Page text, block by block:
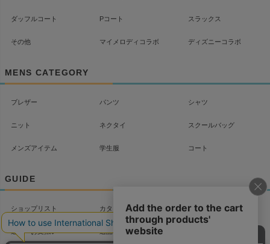
ダッフルコート Pコート スラックス
その他 マイメロディコラボ ディズニーコラボ
MENS CATEGORY
ブレザー パンツ シャツ
ニット ネクタイ スクールバッグ
メンズアイテム 学生服 コート
GUIDE
ショップリスト カタログ 配送について
送料・お支払い 返品・交換